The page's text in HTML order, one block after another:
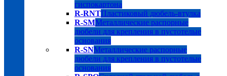
гиспокартона
R-RNTПластиковый дюбель-втулка
R-SMМеталлические распорные
дюбели для крепления в пустотелые
основания
R-SNМеталлические распорные
дюбели для крепления в пустотелые
основания